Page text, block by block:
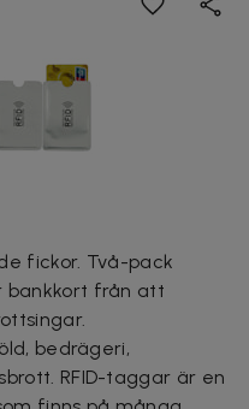
fickor. Två-pack
bankkort från att
bedrägeri,
RFID-taggar är en